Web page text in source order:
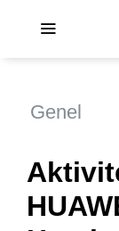
Genel